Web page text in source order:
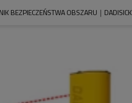
BEZPIECZEŃSTWA OBSZARU｜DADISICK